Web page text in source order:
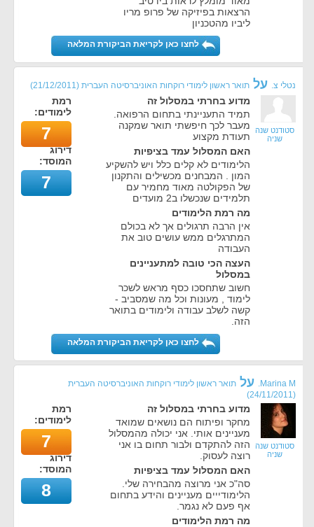
הרצאות בפיזיקה של פרופ מריו
ליביו מהטכניון
לחצו כאן לקריאת הביקורת המלאה
נטלי צ. על תואר ראשון לימודי רוקחות האוניברסיטה העברית (
21/12/2011
)
סטודנט שנה
שניה
מדוע בחרתי במסלול זה
תמיד התעניינתי בתחום הרפואה.
מעבר לכך חיפשתי תואר שמקנה
תעודת מקצוע
האם המסלול עמד בציפיות
הלימודים לא קלים כלל ויש להשקיע
המון . המבחנים מכשילים והתקנון
של הפקולטה מאוד מחמיר עם
תלמידים שנכשלו ב2 מועדים
מה רמת הלימודים
אין הרבה תרגולים אך לא בכולם
המתרגלים ממש עושים טוב את
העבודה
העצה הכי טובה למתעניינים
במסלול
חשוב שתחסכו כסף מראש לשכר
לימוד , מעונות וכל מה שמסביב -
קשה לשלב עבודה ולימודים בתואר
הזה.
רמת
לימודים:
7
דירוג
המוסד:
7
לחצו כאן לקריאת הביקורת המלאה
Marina M. על תואר ראשון לימודי רוקחות האוניברסיטה העברית
(
24/11/2011
)
סטודנט שנה
שניה
מדוע בחרתי במסלול זה
מחקר ופיתוח הם נושאים שמואד
מעניינים אותי. אני יכולה מהמסלול
הזה להתקדם ולבור תחום בו אני
רוצה לעסוק.
האם המסלול עמד בציפיות
סה"כ אני מרוצה מהבחירה שלי.
הלימודייים מעניינים והידע בתחום
אף פעם לא נגמר.
מה רמת הלימודים
רמת
לימודים:
7
דירוג
המוסד:
8